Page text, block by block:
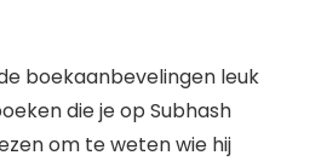
boekaanbevelingen leuk
die je op Subhash
om te weten wie hij